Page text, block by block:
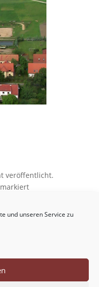
und unseren Service zu
veröffentlicht.
markiert